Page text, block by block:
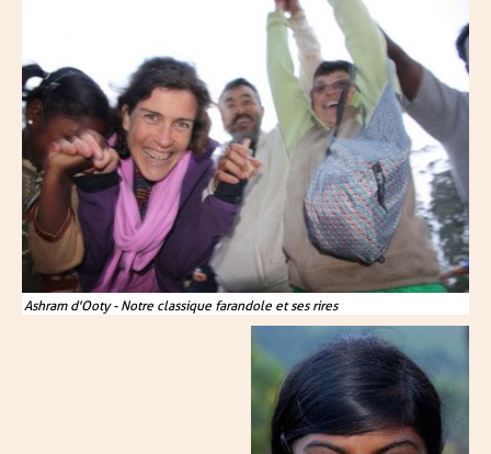
Ashram d'Ooty - Notre classique farandole et ses rires